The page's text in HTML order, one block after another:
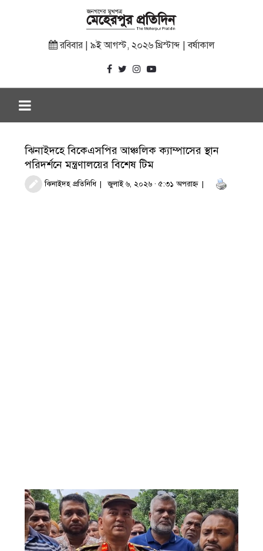
রবিবার | ৯ই আগস্ট, ২০২৬ খ্রিস্টাব্দ | বর্ষাকাল
ঝিনাইদহে বিকেএসপির আঞ্চলিক ক্যাম্পাসের স্থান
পরিদর্শনে মন্ত্রণালয়ের বিশেষ টিম
ঝিনাইদহ প্রতিনিধি জুলাই ৬, ২০২৬ · ৫:৩১ অপরাহ্ণ